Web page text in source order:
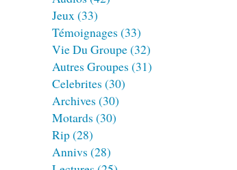
Jeux(33)
Témoignages (33)
Vie Du Groupe(32)
Autres Groupes (31)
Celebrites (30)
Archives (30)
Motards (30)
Rip(28)
Annivs (28)